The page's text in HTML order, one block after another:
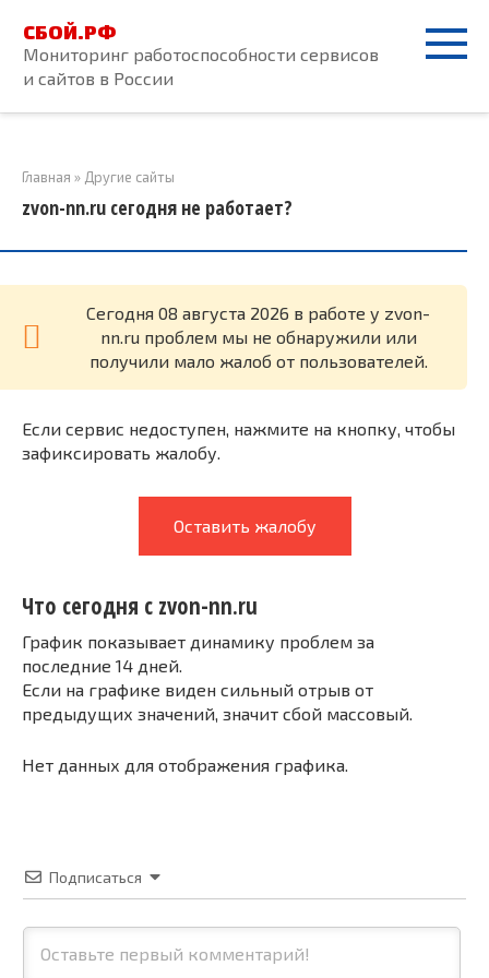
контенту
СБОЙ.РФ
Мониторинг работоспособности сервисов
и сайтов в России
Главная » Другие сайты
zvon-nn.ru сегодня не работает?
Cегодня 08 августа 2026 в работе у zvon-
nn.ru проблем мы не обнаружили или
получили мало жалоб от пользователей.
Если сервис недоступен, нажмите на кнопку, чтобы
зафиксировать жалобу.
Оставить жалобу
Что сегодня с zvon-nn.ru
График показывает динамику проблем за
последние 14 дней.
Если на графике виден сильный отрыв от
предыдущих значений, значит сбой массовый.
Нет данных для отображения графика.
Подписаться